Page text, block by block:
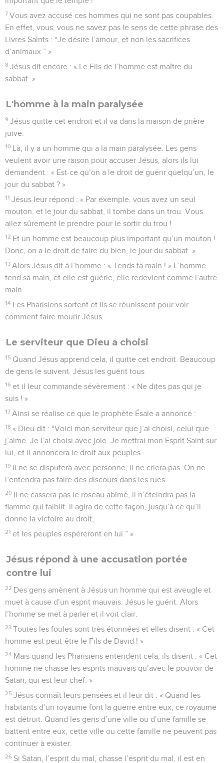
7 Vous avez accusé ces hommes qui ne sont pas coupables.
En effet, vous, vous ne savez pas le sens de cette phrase des
Livres Saints : “Je désire l’amour, et non les sacrifices
d’animaux.” »
8 Jésus dit encore : « Le Fils de l’homme est maître du
sabbat. »
L'homme à la main paralysée
9 Jésus quitte cet endroit et il va dans la maison de prière
juive.
10 Là, il y a un homme qui a la main paralysée. Les gens
veulent avoir une raison pour accuser Jésus, alors ils lui
demandent : « Est-ce qu’on a le droit de guérir quelqu’un, le
jour du sabbat ? »
11 Jésus leur répond : « Par exemple, vous avez un seul
mouton, et le jour du sabbat, il tombe dans un trou. Vous
allez sûrement le prendre pour le sortir du trou !
12 Et un homme est beaucoup plus important qu’un mouton !
Donc, on a le droit de faire du bien, le jour du sabbat. »
13 Alors Jésus dit à l’homme : « Tends ta main ! » L’homme
tend sa main, et elle est guérie, elle redevient comme l’autre
main.
14 Les Pharisiens sortent et ils se réunissent pour voir
comment faire mourir Jésus.
Le serviteur que Dieu a choisi
15 Quand Jésus apprend cela, il quitte cet endroit. Beaucoup
de gens le suivent. Jésus les guérit tous
16 et il leur commande sévèrement : « Ne dites pas qui je
suis ! »
17 Ainsi se réalise ce que le prophète Ésaïe a annoncé :
18 « Dieu dit : “Voici mon serviteur que j’ai choisi, celui que
j’aime. Je l’ai choisi avec joie. Je mettrai mon Esprit Saint sur
lui, et il annoncera le droit aux peuples.
19 Il ne se disputera avec personne, il ne criera pas. On ne
l’entendra pas faire des discours dans les rues.
20 Il ne cassera pas le roseau abîmé, il n’éteindra pas la
flamme qui faiblit. Il agira de cette façon, jusqu’à ce qu’il
donne la victoire au droit,
21 et les peuples espéreront en lui.” »
Jésus répond à une accusation portée
contre lui
22 Des gens amènent à Jésus un homme qui est aveugle et
muet à cause d’un esprit mauvais. Jésus le guérit. Alors
l’homme se met à parler et il voit clair.
23 Toutes les foules sont très étonnées et elles disent : « Cet
homme est peut-être le Fils de David ! »
24 Mais quand les Pharisiens entendent cela, ils disent : « Cet
homme ne chasse les esprits mauvais qu’avec le pouvoir de
Satan, qui est leur chef. »
25 Jésus connaît leurs pensées et il leur dit : « Quand les
habitants d’un royaume font la guerre entre eux, ce royaume
est détruit. Quand les gens d’une ville ou d’une famille se
battent entre eux, cette ville ou cette famille ne peuvent pas
continuer à exister.
26 Si Satan, l’esprit du mal, chasse l’esprit du mal, il est en